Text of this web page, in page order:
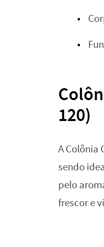
120)
A Colônia
sendo
pelo
frescor e